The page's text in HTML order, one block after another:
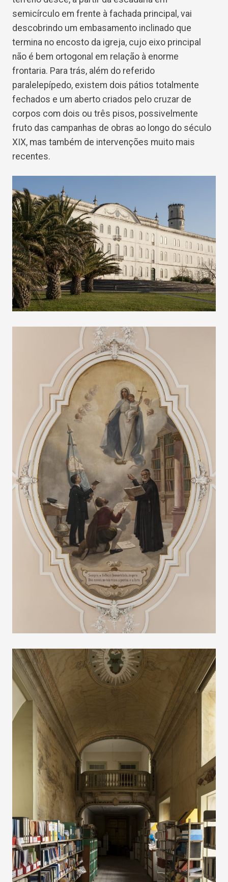
semicírculo em frente à fachada principal, vai
descobrindo um embasamento inclinado que
termina no encosto da igreja, cujo eixo principal
não é bem ortogonal em relação à enorme
frontaria. Para trás, além do referido
paralelepípedo, existem dois pátios totalmente
fechados e um aberto criados pelo cruzar de
corpos com dois ou três pisos, possivelmente
fruto das campanhas de obras ao longo do século
XIX, mas também de intervenções muito mais
recentes.